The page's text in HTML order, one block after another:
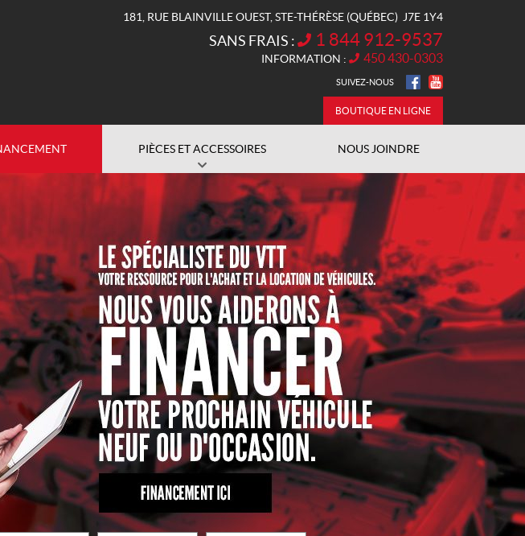
181, RUE BLAINVILLE OUEST, STE-THÉRÈSE (QUÉBEC) J7E 1Y4
SANS FRAIS : 1 844 912-9537
INFORMATION : 450 430-0303
SUIVEZ-NOUS
BOUTIQUE EN LIGNE
PIÈCES ET ACCESSOIRES NOUS JOINDRE